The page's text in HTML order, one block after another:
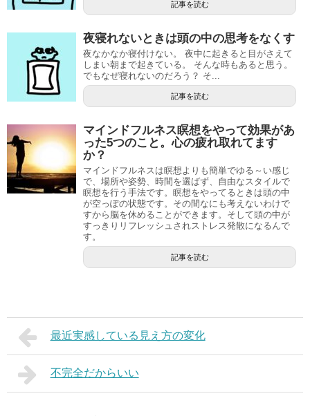
記事を読む
夜寝れないときは頭の中の思考をなくす
夜なかなか寝付けない。 夜中に起きると目がさえて
しまい朝まで起きている。 そんな時もあると思う。
でもなぜ寝れないのだろう？ そ...
記事を読む
マインドフルネス瞑想をやって効果があ
った5つのこと。心の疲れ取れてます
か？
マインドフルネスは瞑想よりも簡単でゆる～い感じ
で、場所や姿勢、時間を選ばず、自由なスタイルで
瞑想を行う手法です。瞑想をやってるときは頭の中
が空っぽの状態です。その間なにも考えないわけで
すから脳を休めることができます。そして頭の中が
すっきりリフレッシュされストレス発散になるんで
す。
記事を読む
最近実感している見え方の変化
不完全だからいい